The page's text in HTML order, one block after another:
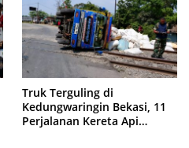
Truk Terguling di
Kedungwaringin Bekasi, 11
Perjalanan Kereta Api